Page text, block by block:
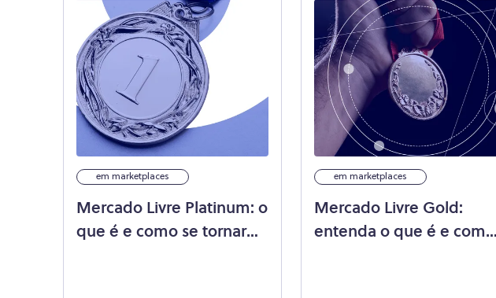
em marketplaces
Mercado Livre Platinum: o
que é e como se tornar
em marketplaces
Mercado Livre Gold:
entenda o que é e como